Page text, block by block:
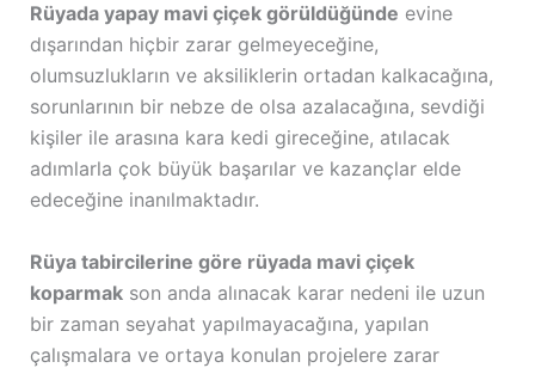
Rüyada yapay mavi çiçek görüldüğünde evine
dışarından hiçbir zarar gelmeyeceğine,
olumsuzlukların ve aksiliklerin ortadan kalkacağına,
sorunlarının bir nebze de olsa azalacağına, sevdiği
kişiler ile arasına kara kedi gireceğine, atılacak
adımlarla çok büyük başarılar ve kazançlar elde
edeceğine inanılmaktadır.
Rüya tabircilerine göre rüyada mavi çiçek
koparmakson anda alınacak karar nedeni ile uzun
bir zaman seyahat yapılmayacağına, yapılan
çalışmalara ve ortaya konulan projelere zarar